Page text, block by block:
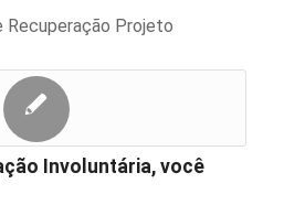
Recuperação Projeto
Involuntária, você